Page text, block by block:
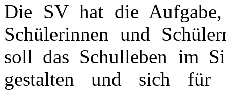
Die SV hat die
Schülerinnen und
soll das Schulleben im
gestalten und sich für